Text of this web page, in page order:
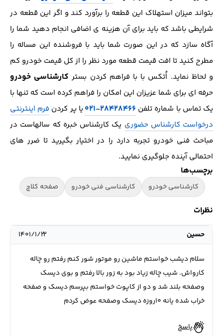
بتواند میزان استهلاک این قطعه را برآورد کند و اگر این قطعه در
شرایطی باشد که باید برای آن هزینه ی اضافی انجام دهید شما را
آگاه سازد که در این صورت شما باید با فروشنده این مساله را
مطرح کنید تا افت قیمت قطعه مورد نظر را از کل قیمت خودرو کم
و لحاظ نماید. اُتکس با با فراهم کردن بستر کارشناسی خودرو
حرفه ای برای شما عزیزان این امکان را فراهم کرده است که تنها با
یک تماس با شماره تلفن ۲۸۴۲۸۴۶۶-۰۲۱ یا پر کردن فرم اینترنتی
درخواست کارشناس حضوری یک کارشناس خبره که سالهاست در
مباحث فنی خودرو تجربه دارد را در اختیار بگیرید تا ضرر های
احتمالی آینده جلوگیری نمایید.
برچسب‌ها
کارشناسی خودرو کارشناسی فنی خودرو صفحه کلاچ
نظرات
حسین ۱۴۰۱/۱/۲۲
سلام دیشب خواستم ماشین رو موتور شور کنم رفتم رو چاله
کارواش. شیب چاله زیاد بود به زور بالا رفتم و بوی دیسک
وصفحه بلند شد و دو از کاپوت خواستم بپرسم دیسک و صفحه
خراب شده یانه ۱۰روزه دیسک وصفحه عوض کردم
پاسخ